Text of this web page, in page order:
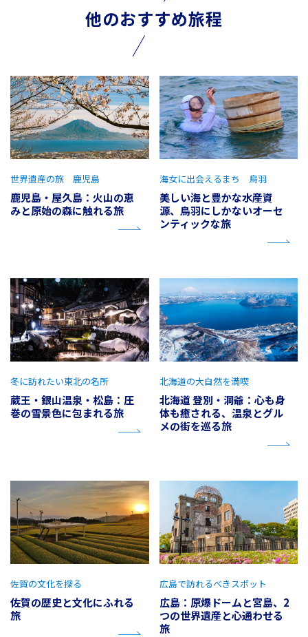
他のおすすめ旅程
鹿児島・屋久島：火山の恵
みと原始の森に触れる旅
世界遺産の旅 鹿児島
美しい海と豊かな水産資
源、鳥羽にしかないオーセ
ンティックな旅
海女に出会えるまち 鳥羽
蔵王・銀山温泉・松島：圧
巻の雪景色に包まれる旅
冬に訪れたい東北の名所
北海道 登別・洞爺：心も身
体も癒される、温泉とグル
メの街を巡る旅
北海道の大自然を満喫
佐賀の歴史と文化にふれる
旅
佐賀の文化を探る
広島：原爆ドームと宮島、2
つの世界遺産と心通わせる
旅
広島で訪れるべきスポット